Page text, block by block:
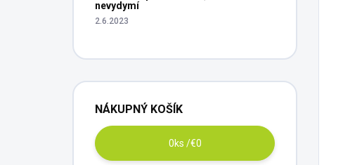
nevydymí
2.6.2023
NÁKUPNÝ KOŠÍK
0ks /€0